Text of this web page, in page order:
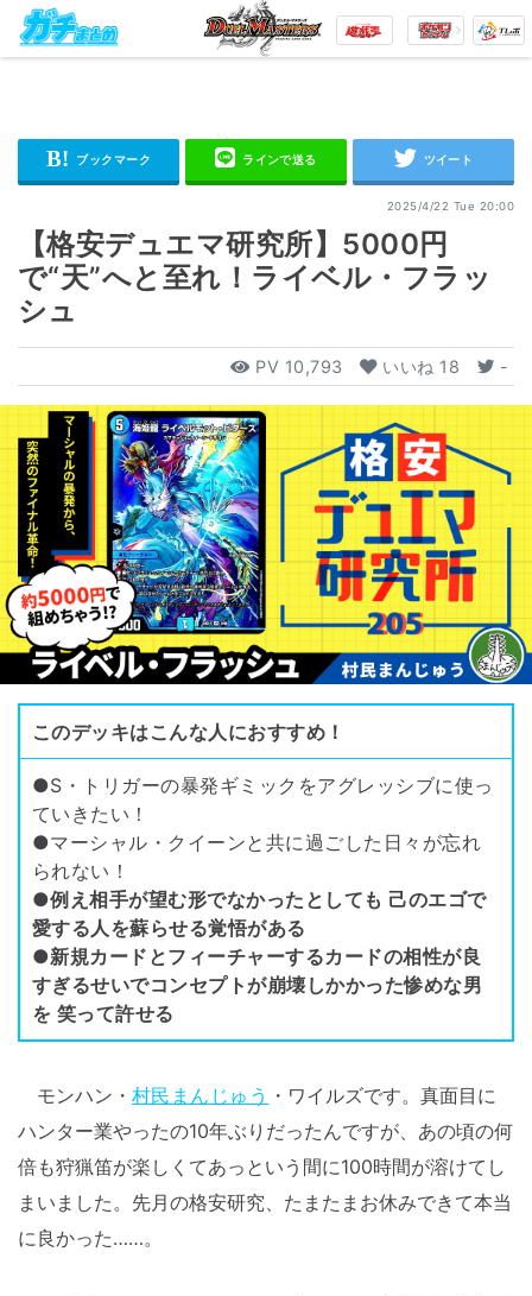
2025/4/22 Tue 20:00
【格安デュエマ研究所】5000円
で“天”へと至れ！ライベル・フラッ
シュ
PV 10,793 いいね 18 -
このデッキはこんな人におすすめ！
●S・トリガーの暴発ギミックをアグレッシブに使っ
ていきたい！
●マーシャル・クイーンと共に過ごした日々が忘れ
られない！
●例え相手が望む形でなかったとしても 己のエゴで
愛する人を蘇らせる覚悟がある
●新規カードとフィーチャーするカードの相性が良
すぎるせいでコンセプトが崩壊しかかった惨めな男
を 笑って許せる
モンハン・ 村民まんじゅう ・ワイルズです。真面目に
ハンター業やったの10年ぶりだったんですが、あの頃の何
倍も狩猟笛が楽しくてあっという間に100時間が溶けてし
まいました。先月の格安研究、たまたまお休みできて本当
に良かった……。